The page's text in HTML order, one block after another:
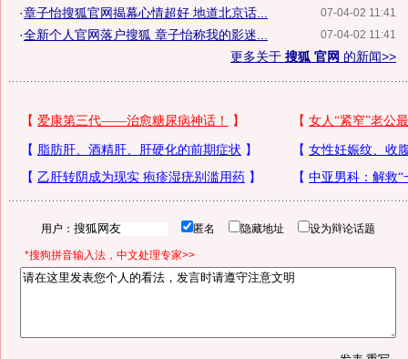
07-04-02 11:41
·章子怡搜狐官网揭幕心情超好 地道北京话...
07-04-02 11:41
·全新个人官网落户搜狐 章子怡称我的影迷...
更多关于 搜狐 官网 的新闻>>
用户： 匿名 隐藏地址 设为辩论话题
*搜狗拼音输入法，中文处理专家>>